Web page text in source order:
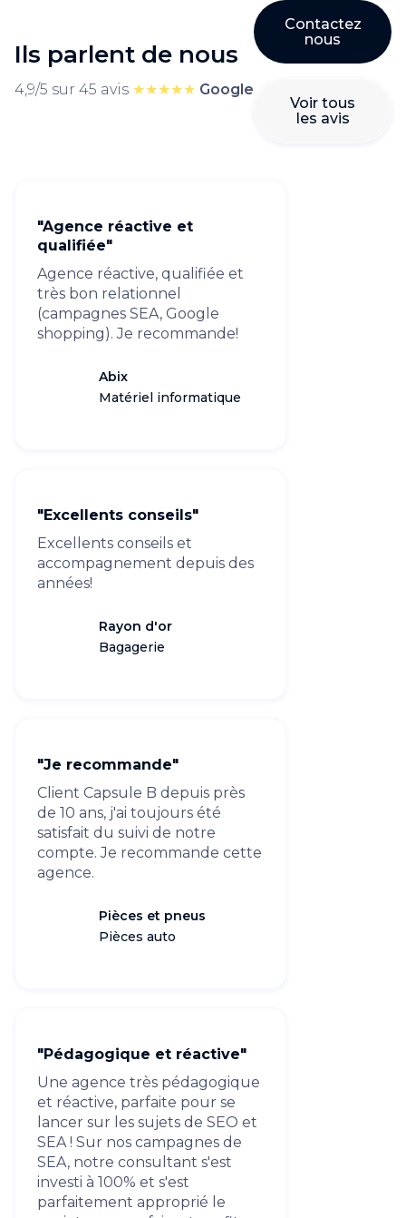
Ils parlent de nous
4,9/5 sur 45 avis ★★★★★ Google
Contactez
nous
Voir tous
les avis
"Agence réactive et
qualifiée"
Agence réactive, qualifiée et
très bon relationnel
(campagnes SEA, Google
shopping). Je recommande!
Abix
Matériel informatique
"Excellents conseils"
Excellents conseils et
accompagnement depuis des
années!
Rayon d'or
Bagagerie
"Je recommande"
Client Capsule B depuis près
de 10 ans, j'ai toujours été
satisfait du suivi de notre
compte. Je recommande cette
agence.
Pièces et pneus
Pièces auto
"Pédagogique et réactive"
Une agence très pédagogique
et réactive, parfaite pour se
lancer sur les sujets de SEO et
SEA ! Sur nos campagnes de
SEA, notre consultant s'est
investi à 100% et s'est
parfaitement approprié le